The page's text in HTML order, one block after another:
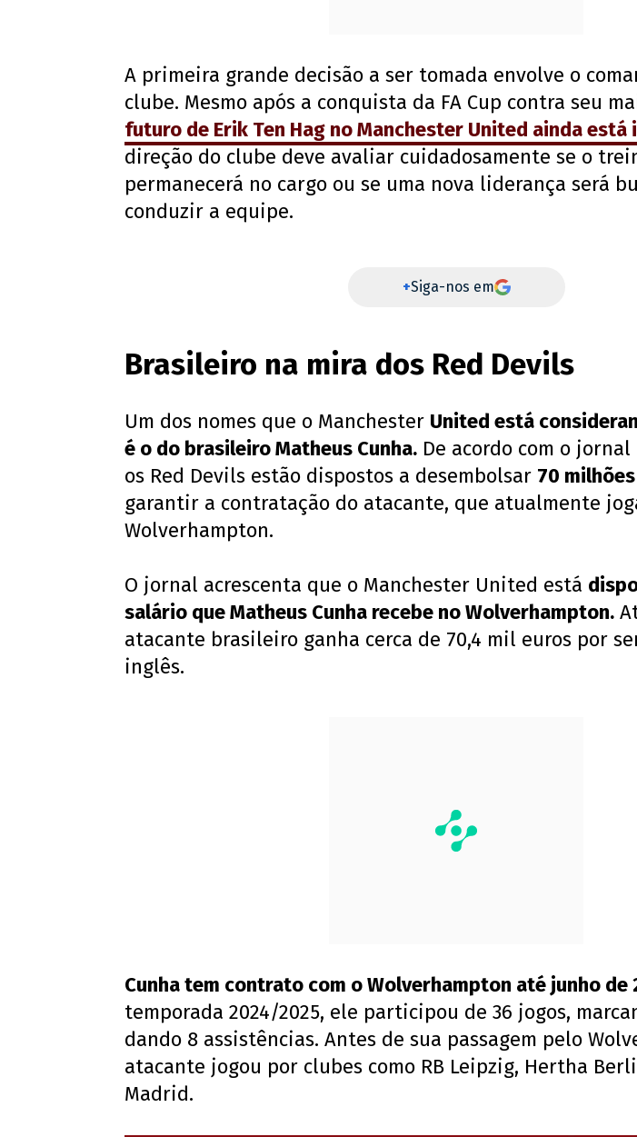
A primeira grande decisão a ser tomada envolve o
clube. Mesmo após a conquista da FA Cup contra seu
futuro de Erik Ten Hag no Manchester United ainda está
direção do clube deve avaliar cuidadosamente se o
permanecerá no cargo ou se uma nova liderança será
conduzir a equipe.
+Siga-nos em
Brasileiro na mira dos Red Devils
Um dos nomes que o Manchester United está
é o do brasileiro Matheus Cunha. De acordo com o
os Red Devils estão dispostos a desembolsar 70
garantir a contratação do atacante, que atualmente
Wolverhampton.
O jornal acrescenta que o Manchester United está
salário que Matheus Cunha recebe no Wolverhampton.
atacante brasileiro ganha cerca de 70,4 mil euros por
inglês.
Cunha tem contrato com o Wolverhampton até junho de
temporada 2024/2025, ele participou de 36 jogos,
dando 8 assistências. Antes de sua passagem pelo
atacante jogou por clubes como RB Leipzig, Hertha
Madrid.